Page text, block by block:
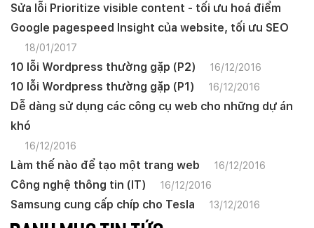
Sửa lỗi Prioritize visible content - tối ưu hoá điểm
Google pagespeed Insight của website, tối ưu SEO
18/01/2017
10 lỗi Wordpress thường gặp (P2) 16/12/2016
10 lỗi Wordpress thường gặp (P1) 16/12/2016
Dễ dàng sử dụng các công cụ web cho những dự án
khó
16/12/2016
Làm thế nào để tạo một trang web 16/12/2016
Công nghệ thông tin (IT) 16/12/2016
Samsung cung cấp chíp cho Tesla 13/12/2016